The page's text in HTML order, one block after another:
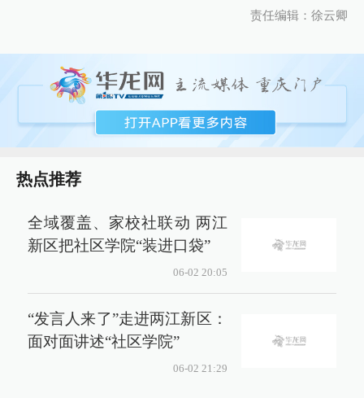
责任编辑：徐云卿
热点推荐
全域覆盖、家校社联动 两江
新区把社区学院“装进口袋”
06-02 20:05
“发言人来了”走进两江新区：
面对面讲述“社区学院”
06-02 21:29